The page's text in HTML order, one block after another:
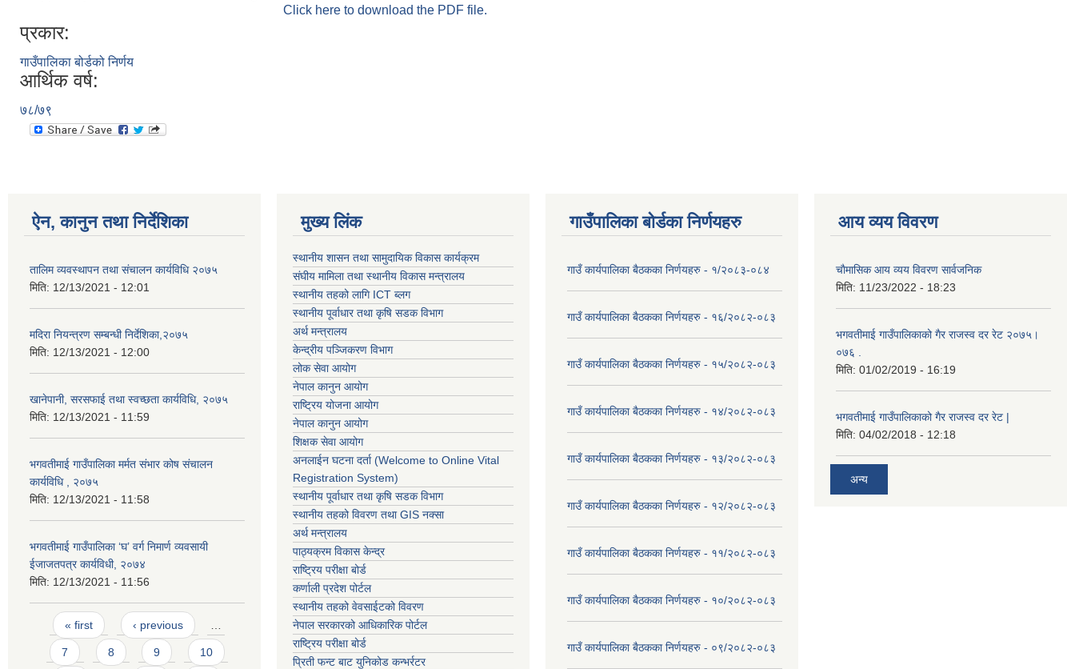
Click here to download the PDF file.
प्रकार:
गाउँपालिका बोर्डको निर्णय
आर्थिक वर्ष:
७८/७९
ऐन, कानुन तथा निर्देशिका
तालिम व्यवस्थापन तथा संचालन कार्यविधि २०७५
मिति: 12/13/2021 - 12:01
मदिरा नियन्त्रण सम्बन्धी निर्देशिका,२०७५
मिति: 12/13/2021 - 12:00
खानेपानी, सरसफाई तथा स्वच्छता कार्यविधि, २०७५
मिति: 12/13/2021 - 11:59
भगवतीमाई गाउँपालिका मर्मत संभार कोष संचालन
कार्यविधि , २०७५
मिति: 12/13/2021 - 11:58
भगवतीमाई गाउँपालिका ‘घ’ वर्ग निमार्ण व्यवसायी
ईजाजतपत्र कार्यविधी, २०७४
मिति: 12/13/2021 - 11:56
Pages
« first ‹ previous …
7 8 9 10
मुख्य लिंक
स्थानीय शासन तथा सामुदायिक विकास कार्यक्रम
संघीय मामिला तथा स्थानीय विकास मन्त्रालय
स्थानीय तहको लागि ICT ब्लग
स्थानीय पूर्वाधार तथा कृषि सडक विभाग
अर्थ मन्त्रालय
केन्द्रीय पञ्जिकरण विभाग
लोक सेवा आयोग
नेपाल कानुन आयोग
राष्ट्रिय योजना आयोग
नेपाल कानुन आयोग
शिक्षक सेवा आयोग
अनलाईन घटना दर्ता (Welcome to Online Vital
Registration System)
स्थानीय पूर्वाधार तथा कृषि सडक विभाग
स्थानीय तहको विवरण तथा GIS नक्सा
अर्थ मन्त्रालय
पाठ्यक्रम विकास केन्द्र
राष्ट्रिय परीक्षा बोर्ड
कर्णाली प्रदेश पोर्टल
स्थानीय तहको वेवसाईटको विवरण
नेपाल सरकारको आधिकारिक पोर्टल
राष्ट्रिय परीक्षा बोर्ड
प्रिती फन्ट बाट युनिकोड कन्भर्रटर
गाउँपालिका बोर्डका निर्णयहरु
गाउँ कार्यपालिका बैठकका निर्णयहरु - १/२०८३-०८४
गाउँ कार्यपालिका बैठकका निर्णयहरु - १६/२०८२-०८३
गाउँ कार्यपालिका बैठकका निर्णयहरु - १५/२०८२-०८३
गाउँ कार्यपालिका बैठकका निर्णयहरु - १४/२०८२-०८३
गाउँ कार्यपालिका बैठकका निर्णयहरु - १३/२०८२-०८३
गाउँ कार्यपालिका बैठकका निर्णयहरु - १२/२०८२-०८३
गाउँ कार्यपालिका बैठकका निर्णयहरु - ११/२०८२-०८३
गाउँ कार्यपालिका बैठकका निर्णयहरु - १०/२०८२-०८३
गाउँ कार्यपालिका बैठकका निर्णयहरु - ०९/२०८२-०८३
आय व्यय विवरण
चाैमासिक आय व्यय विवरण सार्वजनिक
मिति: 11/23/2022 - 18:23
भगवतीमाई गाउँपालिकाको गैर राजस्व दर रेट २०७५।
०७६ .
मिति: 01/02/2019 - 16:19
भगवतीमाई गाउँपालिकाको गैर राजस्व दर रेट |
मिति: 04/02/2018 - 12:18
अन्य